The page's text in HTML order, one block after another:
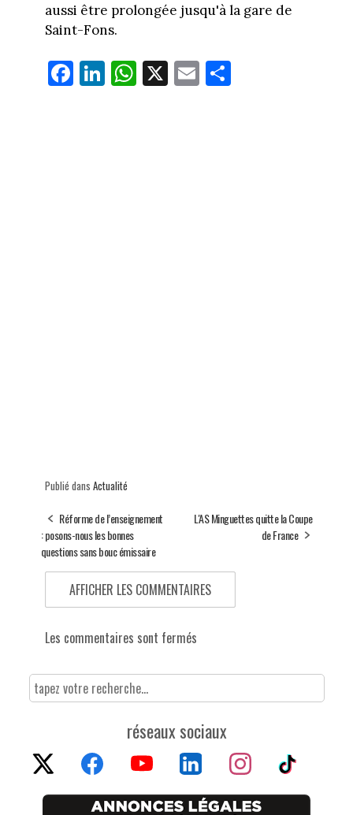
aussi être prolongée jusqu'à la gare de
Saint-Fons.
Fa
ce
Li
nk
W
ha
X E
m
Pa
Publié dans Actualité
Réforme de l’enseignement
: posons-nous les bonnes
questions sans bouc émissaire
L'AS Minguettes quitte la Coupe
de France
AFFICHER LES COMMENTAIRES
Les commentaires sont fermés
réseaux sociaux